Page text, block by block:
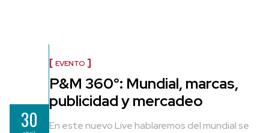
30
EVENTO
P&M 360°: Mundial, marcas,
publicidad y mercadeo
En este nuevo Live hablaremos del mundial se